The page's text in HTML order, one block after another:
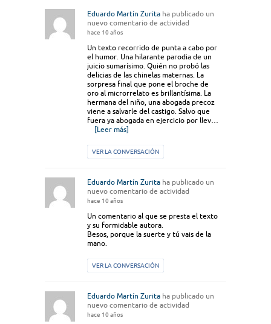
Eduardo Martín Zurita ha publicado un
nuevo comentario de actividad
hace 10 años
Un texto recorrido de punta a cabo por
el humor. Una hilarante parodia de un
juicio sumarísimo. Quién no probó las
delicias de las chinelas maternas. La
sorpresa final que pone el broche de
oro al microrrelato es brillantísima. La
hermana del niño, una abogada precoz
viene a salvarle del castigo. Salvo que
fuera ya abogada en ejercicio por llev…
[Leer más]
VER LA CONVERSACIÓN
Eduardo Martín Zurita ha publicado un
nuevo comentario de actividad
hace 10 años
Un comentario al que se presta el texto
y su formidable autora.
Besos, porque la suerte y tú vais de la
mano.
VER LA CONVERSACIÓN
Eduardo Martín Zurita ha publicado un
nuevo comentario de actividad
hace 10 años